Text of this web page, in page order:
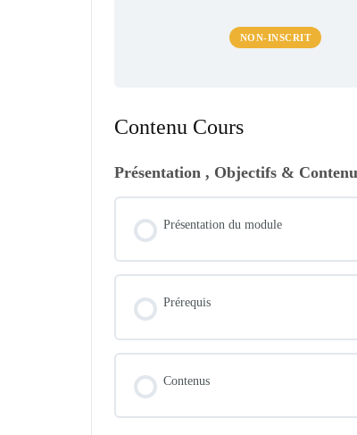
NON-INSCRIT
Contenu Cours
Présentation , Objectifs &
Présentation du module
Prérequis
Contenus